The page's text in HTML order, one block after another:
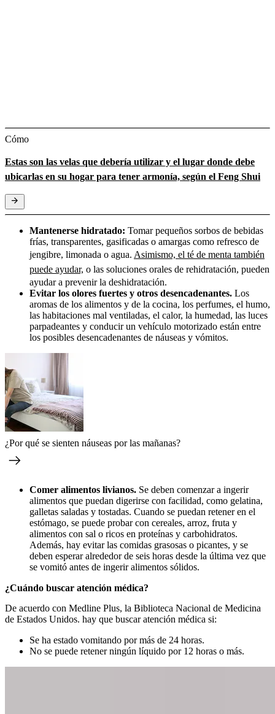
Cómo
Estas son las velas que debería utilizar y el lugar donde debe
ubicarlas en su hogar para tener armonía, según el Feng Shui
Mantenerse hidratado: Tomar pequeños sorbos de bebidas
frías, transparentes, gasificadas o amargas como refresco de
jengibre, limonada o agua. Asimismo, el té de menta también
puede ayudar, o las soluciones orales de rehidratación, pueden
ayudar a prevenir la deshidratación.
Evitar los olores fuertes y otros desencadenantes. Los
aromas de los alimentos y de la cocina, los perfumes, el humo,
las habitaciones mal ventiladas, el calor, la humedad, las luces
parpadeantes y conducir un vehículo motorizado están entre
los posibles desencadenantes de náuseas y vómitos.
¿Por qué se sienten náuseas por las mañanas?
Comer alimentos livianos. Se deben comenzar a ingerir
alimentos que puedan digerirse con facilidad, como gelatina,
galletas saladas y tostadas. Cuando se puedan retener en el
estómago, se puede probar con cereales, arroz, fruta y
alimentos con sal o ricos en proteínas y carbohidratos.
Además, hay evitar las comidas grasosas o picantes, y se
deben esperar alrededor de seis horas desde la última vez que
se vomitó antes de ingerir alimentos sólidos.
¿Cuándo buscar atención médica?
De acuerdo con Medline Plus, la Biblioteca Nacional de Medicina
de Estados Unidos. hay que buscar atención médica si:
Se ha estado vomitando por más de 24 horas.
No se puede retener ningún líquido por 12 horas o más.